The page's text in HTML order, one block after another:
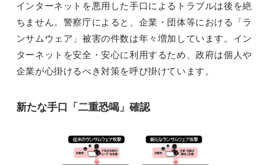
インターネットを悪用した手口によるトラブルは後を絶
ちません。警察庁によると、企業・団体等における「ラ
ンサムウェア」被害の件数は年々増加しています。イン
ターネットを安全・安心に利用するため、政府は個人や
企業が心掛けるべき対策を呼び掛けています。
新たな手口「二重恐喝」確認